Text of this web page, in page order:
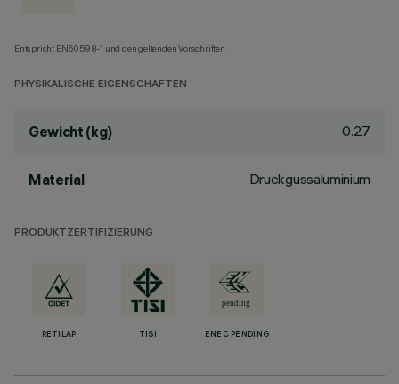
Entspricht EN60598-1 und den geltenden Vorschriften.
PHYSIKALISCHE EIGENSCHAFTEN
Gewicht (kg) 0.27
Material Druckgussaluminium
PRODUKTZERTIFIZIERUNG
RETILAP TISI ENEC PENDING